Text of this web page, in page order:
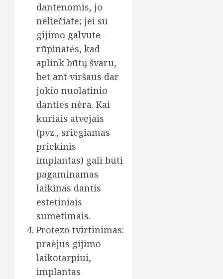
dantenomis, jo
neliečiate; jei su
gijimo galvute –
rūpinatės, kad
aplink būtų švaru,
bet ant viršaus dar
jokio nuolatinio
danties nėra. Kai
kuriais atvejais
(pvz., sriegiamas
priekinis
implantas) gali būti
pagaminamas
laikinas dantis
estetiniais
sumetimais.
Protezo tvirtinimas:
praėjus gijimo
laikotarpiui,
implantas